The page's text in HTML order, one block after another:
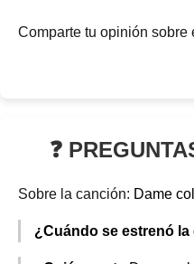
Comparte tu opinión sobre
❓
Sobre la canción: Dame
¿Cuándo se estrenó la